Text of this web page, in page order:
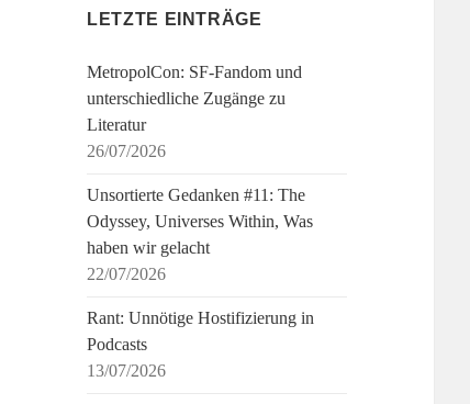
LETZTE EINTRÄGE
MetropolCon: SF-Fandom und
unterschiedliche Zugänge zu
Literatur
26/07/2026
Unsortierte Gedanken #11: The
Odyssey, Universes Within, Was
haben wir gelacht
22/07/2026
Rant: Unnötige Hostifizierung in
Podcasts
13/07/2026